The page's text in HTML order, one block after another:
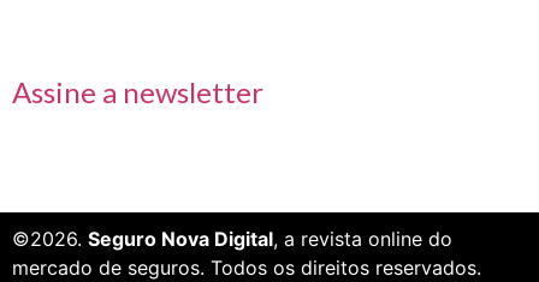
Assine a newsletter
©2026. Seguro Nova Digital, a revista online do
mercado de seguros. Todos os direitos reservados.